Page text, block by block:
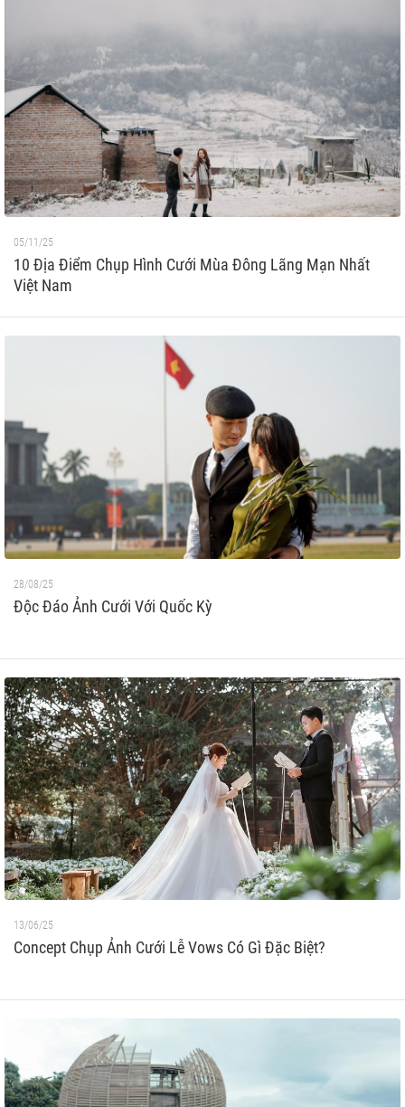
05/11/25
10 Địa Điểm Chụp Hình Cưới Mùa Đông Lãng Mạn Nhất
Việt Nam
28/08/25
Độc Đáo Ảnh Cưới Với Quốc Kỳ
13/06/25
Concept Chụp Ảnh Cưới Lễ Vows Có Gì Đặc Biệt?